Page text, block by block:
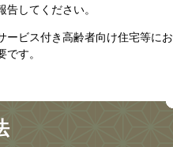
してください。
ビス付き高齢者向け住宅等にお
す。